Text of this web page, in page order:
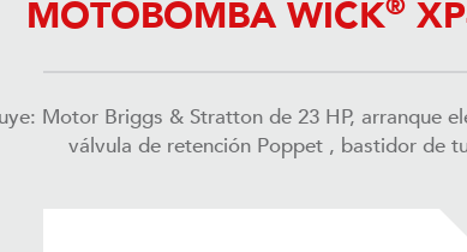
MOTOBOMBA WICK
Motor Briggs & Stratton de 23 HP, arranque
válvula de retención Poppet , bastidor de